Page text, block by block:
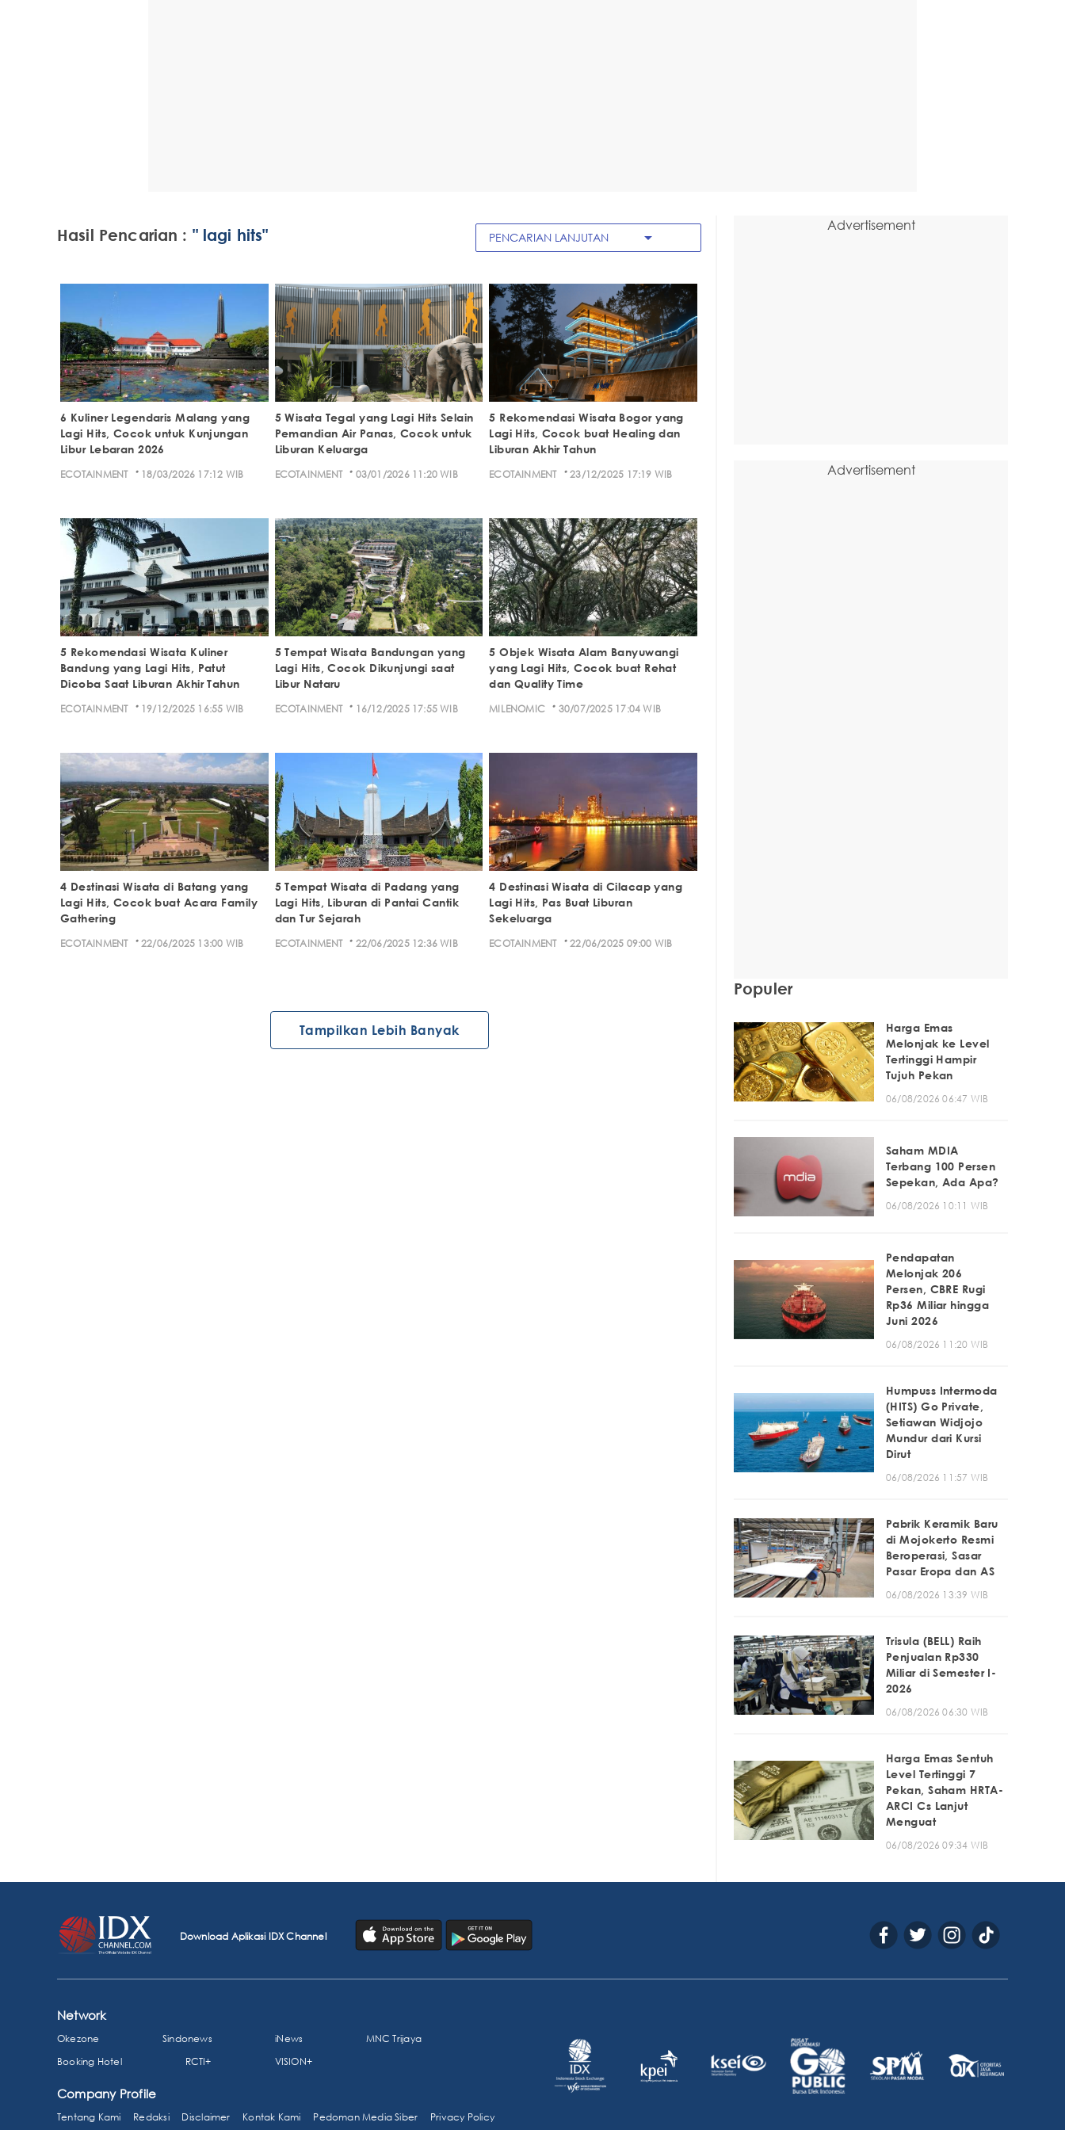
Hasil Pencarian : " lagi hits" PENCARIAN LANJUTAN arrow_drop_down
6 Kuliner Legendaris Malang yang
Lagi Hits, Cocok untuk Kunjungan
Libur Lebaran 2026
ECOTAINMENT · 18/03/2026 17:12 WIB
5 Wisata Tegal yang Lagi Hits Selain
Pemandian Air Panas, Cocok untuk
Liburan Keluarga
ECOTAINMENT · 03/01/2026 11:20 WIB
5 Rekomendasi Wisata Bogor yang
Lagi Hits, Cocok buat Healing dan
Liburan Akhir Tahun
ECOTAINMENT · 23/12/2025 17:19 WIB
5 Rekomendasi Wisata Kuliner
Bandung yang Lagi Hits, Patut
Dicoba Saat Liburan Akhir Tahun
ECOTAINMENT · 19/12/2025 16:55 WIB
5 Tempat Wisata Bandungan yang
Lagi Hits, Cocok Dikunjungi saat
Libur Nataru
ECOTAINMENT · 16/12/2025 17:55 WIB
5 Objek Wisata Alam Banyuwangi
yang Lagi Hits, Cocok buat Rehat
dan Quality Time
MILENOMIC · 30/07/2025 17:04 WIB
4 Destinasi Wisata di Batang yang
Lagi Hits, Cocok buat Acara Family
Gathering
ECOTAINMENT · 22/06/2025 13:00 WIB
5 Tempat Wisata di Padang yang
Lagi Hits, Liburan di Pantai Cantik
dan Tur Sejarah
ECOTAINMENT · 22/06/2025 12:36 WIB
4 Destinasi Wisata di Cilacap yang
Lagi Hits, Pas Buat Liburan
Sekeluarga
ECOTAINMENT · 22/06/2025 09:00 WIB
Tampilkan Lebih Banyak
Advertisement
Advertisement
Populer
Harga Emas
Melonjak ke Level
Tertinggi Hampir
Tujuh Pekan
06/08/2026 06:47 WIB
Saham MDIA
Terbang 100 Persen
Sepekan, Ada Apa?
06/08/2026 10:11 WIB
Pendapatan
Melonjak 206
Persen, CBRE Rugi
Rp36 Miliar hingga
Juni 2026
06/08/2026 11:20 WIB
Humpuss Intermoda
(HITS) Go Private,
Setiawan Widjojo
Mundur dari Kursi
Dirut
06/08/2026 11:57 WIB
Pabrik Keramik Baru
di Mojokerto Resmi
Beroperasi, Sasar
Pasar Eropa dan AS
06/08/2026 13:39 WIB
Trisula (BELL) Raih
Penjualan Rp330
Miliar di Semester I-
2026
06/08/2026 06:30 WIB
Harga Emas Sentuh
Level Tertinggi 7
Pekan, Saham HRTA-
ARCI Cs Lanjut
Menguat
06/08/2026 09:34 WIB
Download Aplikasi IDX Channel
Network
Okezone Sindonews iNews
MNC Trijaya
Booking Hotel
RCTI+ VISION+
Company Profile
Tentang Kami Redaksi Disclaimer Kontak Kami Pedoman Media Siber Privacy Policy